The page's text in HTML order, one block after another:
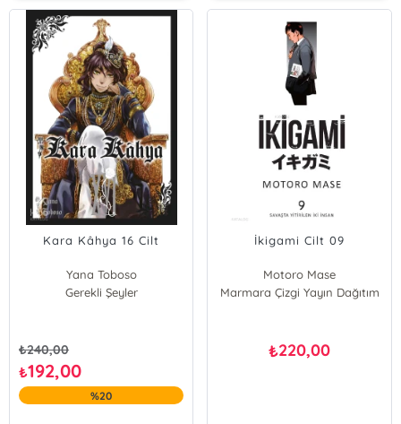
Kara Kâhya 16 Cilt
Yana Toboso
Gerekli Şeyler
₺240,00
₺192,00
%20
İkigami Cilt 09
Motoro Mase
Marmara Çizgi Yayın Dağıtım
₺220,00